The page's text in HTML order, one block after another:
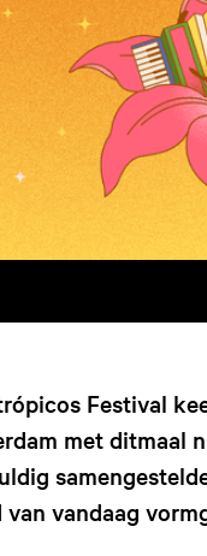
Festival
met ditmaal
vandaag